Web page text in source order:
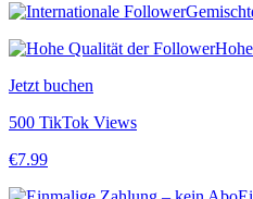
Jetzt buchen
500 TikTok Views
€7.99